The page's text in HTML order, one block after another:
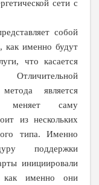
сети с
собой
как именно будут
что касается
является
меняет саму
из нескольких
типа. Именно
поддержки
инициировали
как именно они